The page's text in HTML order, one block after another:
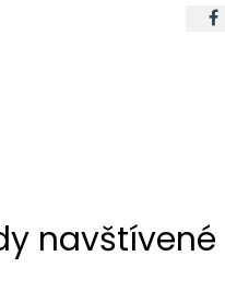
navštívené